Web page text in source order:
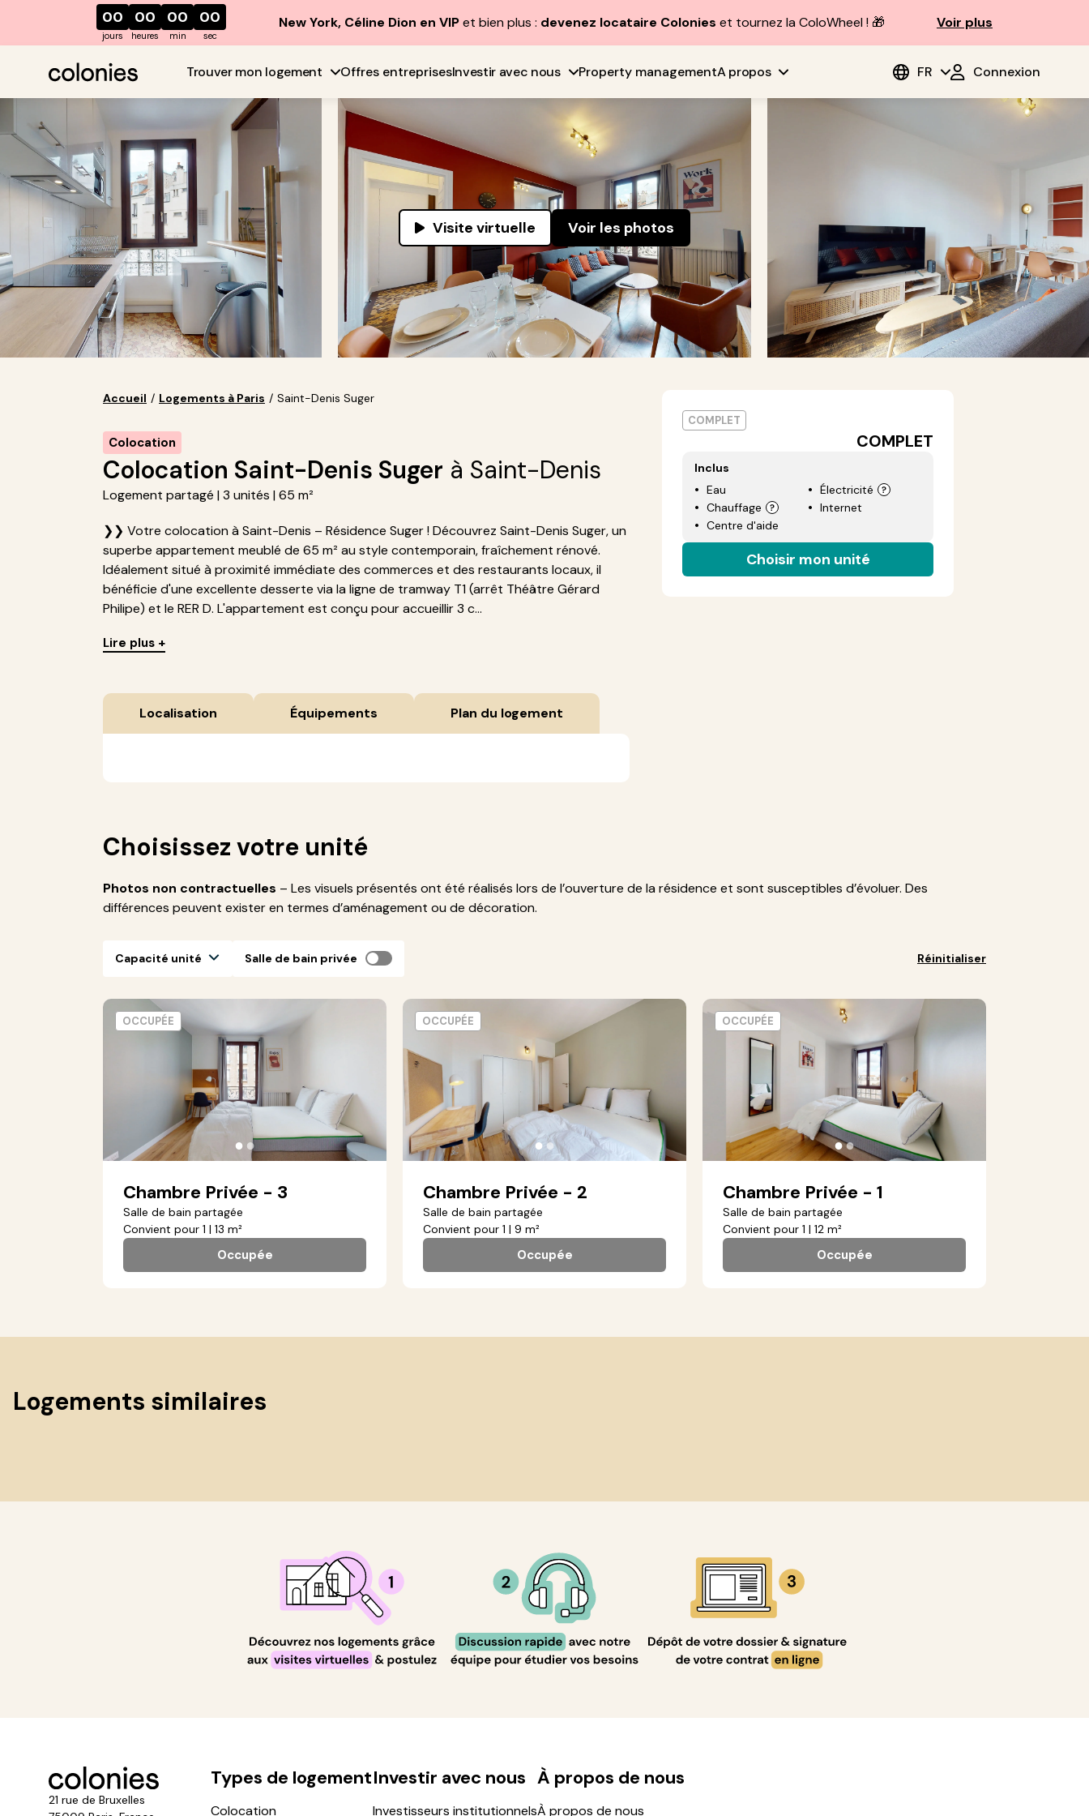
00
jours
00
heures
00
min
00
sec
New York, Céline Dion en VIPet bien plus : devenez locataire Colonies et tournez la ColoWheel ! 🎁 Voir plus
Trouver mon logement Offres entreprisesInvestir avec nous Property managementA propos FR Connexion
Visite virtuelle Voir les photos
Accueil / Logements à Paris / Saint-Denis Suger
Colocation
Colocation Saint-Denis Suger à Saint-Denis
Logement partagé | 3 unités | 65 m²
❯❯ Votre colocation à Saint-Denis – Résidence Suger ! Découvrez Saint-Denis Suger, un
superbe appartement meublé de 65 m² au style contemporain, fraîchement rénové.
Idéalement situé à proximité immédiate des commerces et des restaurants locaux, il
bénéficie d'une excellente desserte via la ligne de tramway T1 (arrêt Théâtre Gérard
Philipe) et le RER D. L'appartement est conçu pour accueillir 3 c...
Lire plus +
Localisation Équipements Plan du logement
COMPLET
COMPLET
Inclus
Eau
Électricité
Chauffage
Internet
Centre d'aide
Choisir mon unité
Choisissez votre unité
Photos non contractuelles – Les visuels présentés ont été réalisés lors de l’ouverture de la résidence et sont susceptibles d’évoluer. Des
différences peuvent exister en termes d’aménagement ou de décoration.
Capacité unité Salle de bain privée Réinitialiser
●●
Chambre Privée - 3
Salle de bain partagée
Convient pour 1 | 13 m²
Occupée
OCCUPÉE
●●
Chambre Privée - 2
Salle de bain partagée
Convient pour 1 | 9 m²
Occupée
OCCUPÉE
●●
Chambre Privée - 1
Salle de bain partagée
Convient pour 1 | 12 m²
Occupée
OCCUPÉE
Logements similaires
21 rue de Bruxelles
Types de logement
Colocation
Investir avec nous
Investisseurs institutionnels
À propos de nous
À propos de nous